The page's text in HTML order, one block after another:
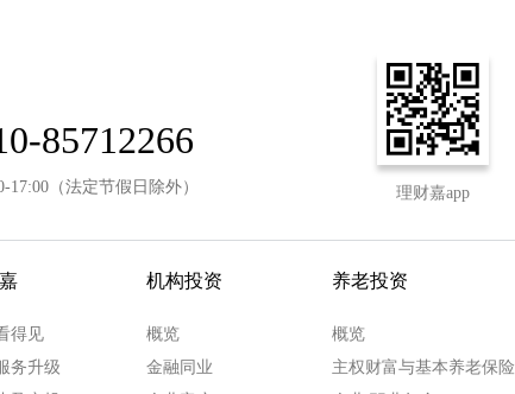
理财嘉app
85712266
（法定节假日除外）
得见
务升级
机构投资
概览
金融同业
养老投资
概览
主权财富与基本养老保险